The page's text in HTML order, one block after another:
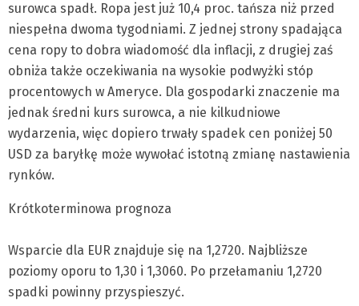
surowca spadł. Ropa jest już 10,4 proc. tańsza niż przed
niespełna dwoma tygodniami. Z jednej strony spadająca
cena ropy to dobra wiadomość dla inflacji, z drugiej zaś
obniża także oczekiwania na wysokie podwyżki stóp
procentowych w Ameryce. Dla gospodarki znaczenie ma
jednak średni kurs surowca, a nie kilkudniowe
wydarzenia, więc dopiero trwały spadek cen poniżej 50
USD za baryłkę może wywołać istotną zmianę nastawienia
rynków.
Krótkoterminowa prognoza
Wsparcie dla EUR znajduje się na 1,2720. Najbliższe
poziomy oporu to 1,30 i 1,3060. Po przełamaniu 1,2720
spadki powinny przyspieszyć.